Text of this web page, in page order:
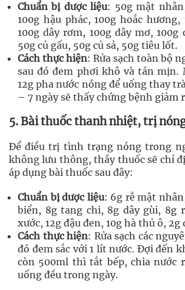
Chuẩn bị dược liệu: 50g mật
100g hậu phác, 100g hoắc hương,
100g dây rơm, 100g dây mơ, 100g
50g củ gấu, 50g củ sả, 50g tiêu lốt.
Cách thực hiện: Rửa sạch toàn bộ
sau đó đem phơi khô và tán mịn.
12g pha nước nóng để uống thay
– 7 ngày sẽ thấy chứng bệnh giảm
5. Bài thuốc thanh nhiệt, trị
Để điều trị tình trạng nóng trong
không lưu thông, thầy thuốc sẽ chỉ
áp dụng bài thuốc sau đây:
Chuẩn bị dược liệu: 6g rễ mật
biển, 8g tang chi, 8g dây gùi, 8g
xước, 12g đậu đen, 10g hà thủ ô,
Cách thực hiện: Rửa sạch các
đó đem sắc với 1 lít nước. Đợi đến
còn 500ml thì tắt bếp, chia nước
uống đều trong ngày.